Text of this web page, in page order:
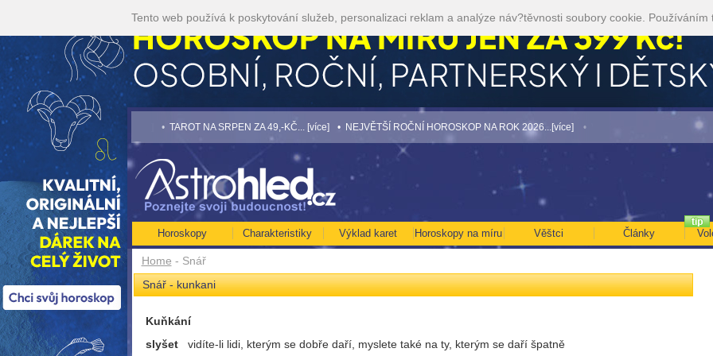
Home - Snář
Snář - kunkani
Kuňkání
slyšet
vidíte-li lidi, kterým se dobře daří, myslete také na ty, kterým se daří špatně
Horoskopy Charakteristiky Výklad karet Horoskopy na míru Věštci Články
akci 35kč/min! [více] • TAROT NA SRPEN ZA 49,-KČ... [více] • NEJVĚTŠÍ ROČNÍ HOROSKOP NA ROK 2026...[více] • Volejte kartářkám levněji a využijte
Tento web používá k poskytování služeb, personalizaci reklam a analýze náv?těvnosti soubory cookie. Používáním